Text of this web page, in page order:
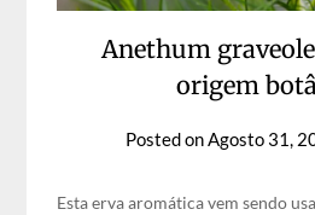
Anethum
origem
Posted onAgosto 31,
Esta erva aromática vem sendo